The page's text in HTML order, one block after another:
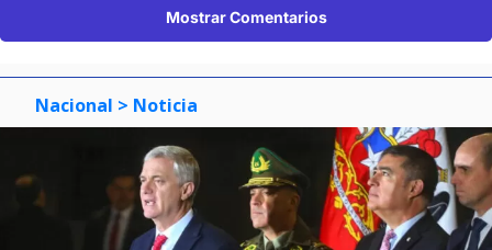
Mostrar Comentarios
Nacional > Noticia